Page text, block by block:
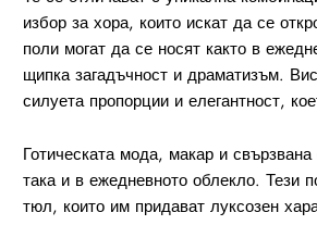
избор за хора, които искат да се
поли могат да се носят както в
щипка загадъчност и драматизъм.
силуета пропорции и елегантност,
Готическата мода, макар и
така и в ежедневното облекло. Тези
тюл, които им придават луксозен